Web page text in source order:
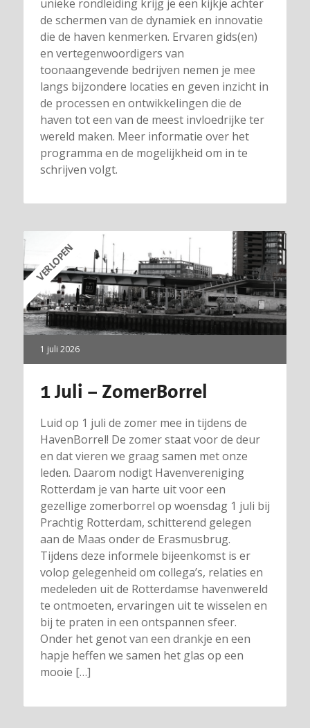
unieke rondleiding krijg je een kijkje achter
de schermen van de dynamiek en innovatie
die de haven kenmerken. Ervaren gids(en)
en vertegenwoordigers van
toonaangevende bedrijven nemen je mee
langs bijzondere locaties en geven inzicht in
de processen en ontwikkelingen die de
haven tot een van de meest invloedrijke ter
wereld maken. Meer informatie over het
programma en de mogelijkheid om in te
schrijven volgt.
VERLOPEN
1 juli 2026
1 Juli – ZomerBorrel
Luid op 1 juli de zomer mee in tijdens de
HavenBorrel! De zomer staat voor de deur
en dat vieren we graag samen met onze
leden. Daarom nodigt Havenvereniging
Rotterdam je van harte uit voor een
gezellige zomerborrel op woensdag 1 juli bij
Prachtig Rotterdam, schitterend gelegen
aan de Maas onder de Erasmusbrug.
Tijdens deze informele bijeenkomst is er
volop gelegenheid om collega’s, relaties en
medeleden uit de Rotterdamse havenwereld
te ontmoeten, ervaringen uit te wisselen en
bij te praten in een ontspannen sfeer.
Onder het genot van een drankje en een
hapje heffen we samen het glas op een
mooie […]